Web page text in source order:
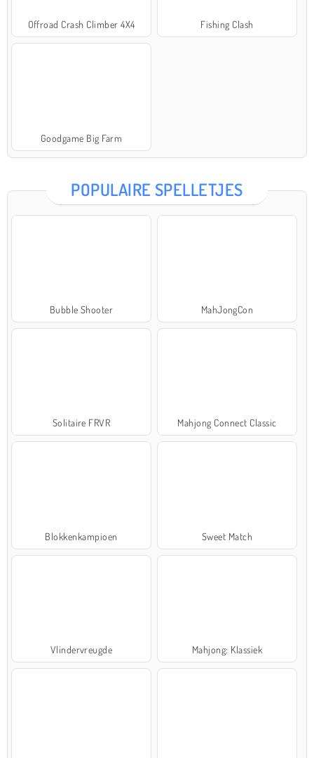
Offroad Crash Climber 4X4 Fishing Clash
Goodgame Big Farm
POPULAIRE SPELLETJES
Bubble Shooter MahJongCon
Solitaire FRVR Mahjong Connect Classic
Blokkenkampioen Sweet Match
Vlindervreugde Mahjong: Klassiek